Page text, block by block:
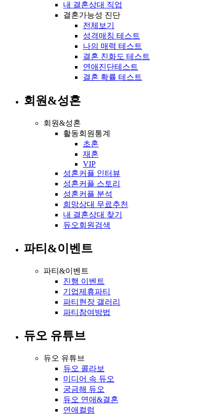
내 결혼상대 직업
결혼가능성 진단
전체보기
성격매칭 테스트
나의 매력 테스트
결혼 친화도 테스트
연애진단테스트
결혼 확률 테스트
회원&성혼
회원&성혼
활동회원통계
초혼
재혼
VIP
성혼커플 인터뷰
성혼커플 스토리
성혼커플 분석
희망상대 무료추천
내 결혼상대 찾기
듀오회원검색
파티&이벤트
파티&이벤트
진행 이벤트
기업제휴파티
파티현장 갤러리
파티참여방법
듀오 유튜브
듀오 유튜브
듀오 콜라보
미디어 속 듀오
궁금해 듀오
듀오 연애&결혼
연애컬럼